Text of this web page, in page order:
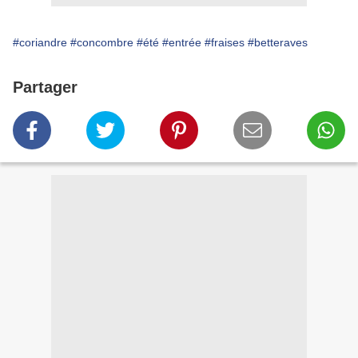
#coriandre #concombre #été #entrée #fraises #betteraves
Partager